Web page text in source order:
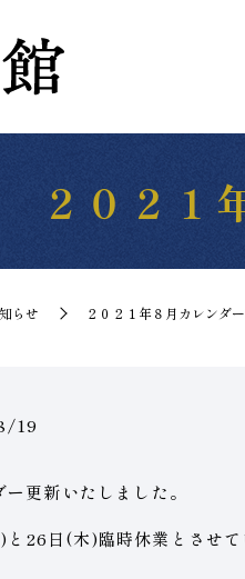
２０２１
らせ ２０２１年８月カレンダ
19
ー更新いたしました。
26日(木)臨時休業とさせて